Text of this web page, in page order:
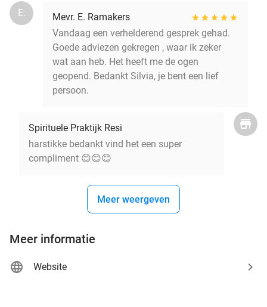
E.
Mevr. E. Ramakers
Vandaag een verhelderend gesprek gehad.
Goede adviezen gekregen , waar ik zeker
wat aan heb. Het heeft me de ogen
geopend. Bedankt Silvia, je bent een lief
persoon.
Spirituele Praktijk Resi
harstikke bedankt vind het een super
compliment 😊😊😊
Meer weergeven
Meer informatie
Website